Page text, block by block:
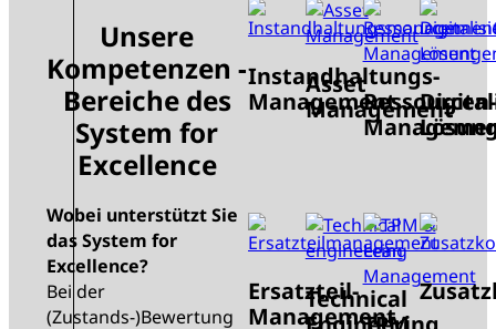
Unsere
Kompetenzen -
Bereiche des
System for
Excellence
Wobei unterstützt Sie
das System for
Excellence?
Bei der
(Zustands-)Bewertung
Instandhaltungs-
Management
Asset
Management
Ressourcen-
Ersatzteil-
Management
Technical